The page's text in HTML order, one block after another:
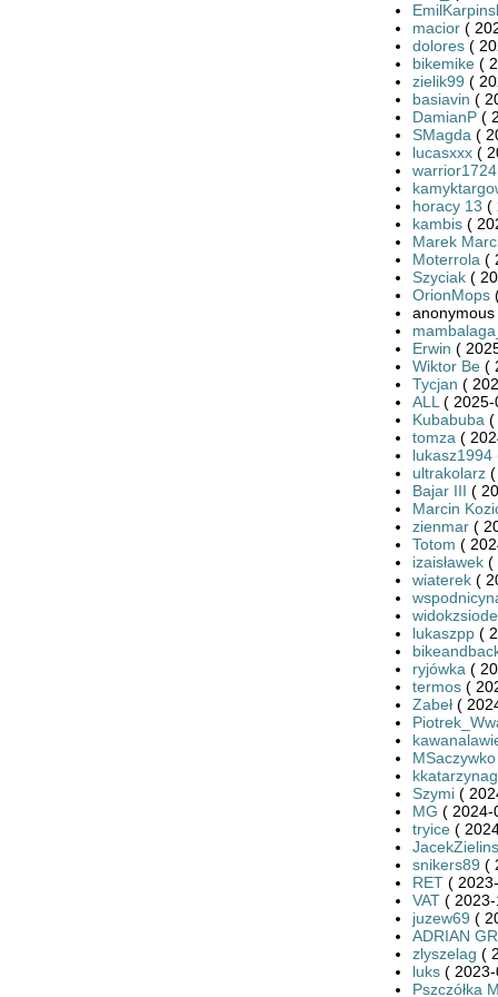
macior(
dolores(
bikemike(
zielik99 (
basiavin (
DamianP(
SMagda (
lucasxxx(
warrior1724
horacy 13 (
kambis(
Marek
Moterrola (
Szyciak(
OrionMops
Erwin (
Wiktor Be(
Tycjan (
ALL ( 2025-
Kubabuba (
tomza (
lukasz1994
ultrakolarz(
Bajar III (
Marcin
zienmar(
Totom (
izaisławek(
wiaterek(
lukaszpp(
ryjówka (
termos(
Zabeł(
MSaczywko
kkatarzynag
Szymi(
MG ( 2024-
tryice(
snikers89 (
RET(
VAT( 2023-
juzew69 (
ADRIAN
zlyszelag (
luks( 2023-
Pszczółka